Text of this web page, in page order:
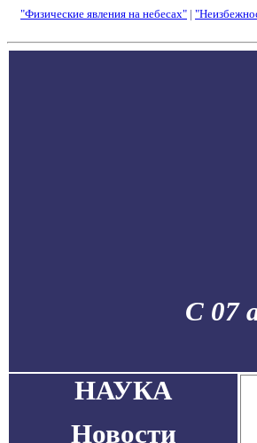
"Физические явления на небесах" |
С 07
НАУКА
Новости